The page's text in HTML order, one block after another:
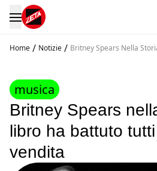
Home / Notizie / Britney Spears Nella
musica
Britney Spears
libro ha battuto
vendita